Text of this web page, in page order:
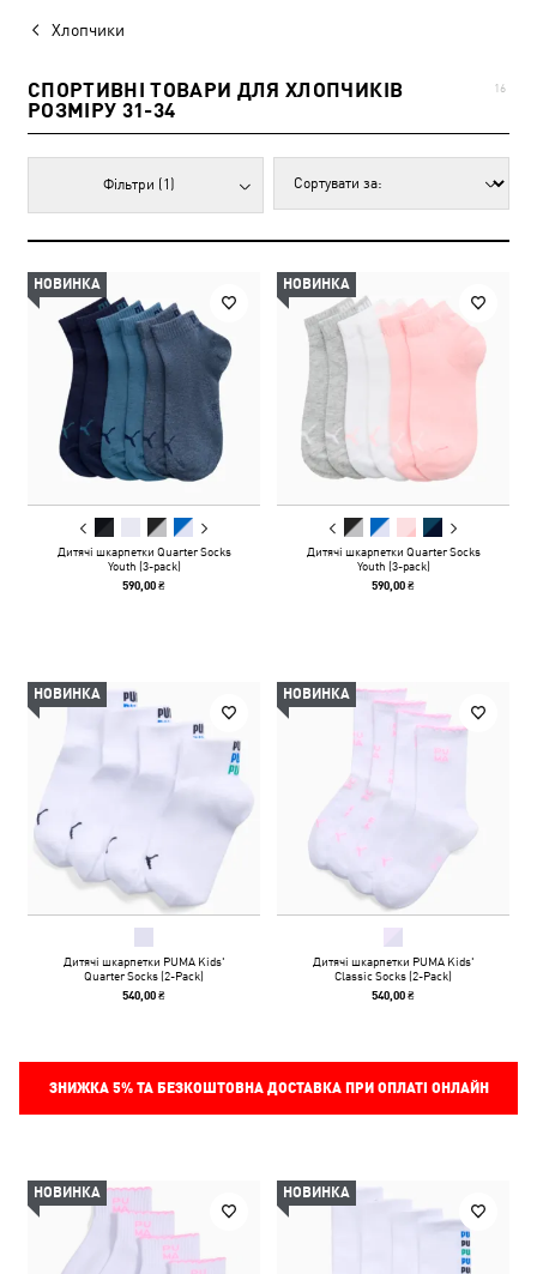
Хлопчики
СПОРТИВНІ ТОВАРИ ДЛЯ ХЛОПЧИКІВ
РОЗМІРУ 31-34
16
Фільтри (1)
НОВИНКА
Дитячі шкарпетки Quarter Socks
Youth (3-pack)
590,00 ₴
НОВИНКА
Дитячі шкарпетки Quarter Socks
Youth (3-pack)
590,00 ₴
НОВИНКА
Дитячі шкарпетки PUMA Kids'
Quarter Socks (2-Pack)
540,00 ₴
НОВИНКА
Дитячі шкарпетки PUMA Kids'
Classic Socks (2-Pack)
540,00 ₴
ЗНИЖКА 5%ТА БЕЗКОШТОВНА ДОСТАВКА ПРИ ОПЛАТІ ОНЛАЙН
НОВИНКА НОВИНКА